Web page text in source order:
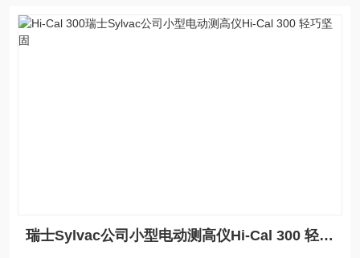
瑞士Sylvac公司小型电动测高仪Hi-Cal 300 轻巧坚固